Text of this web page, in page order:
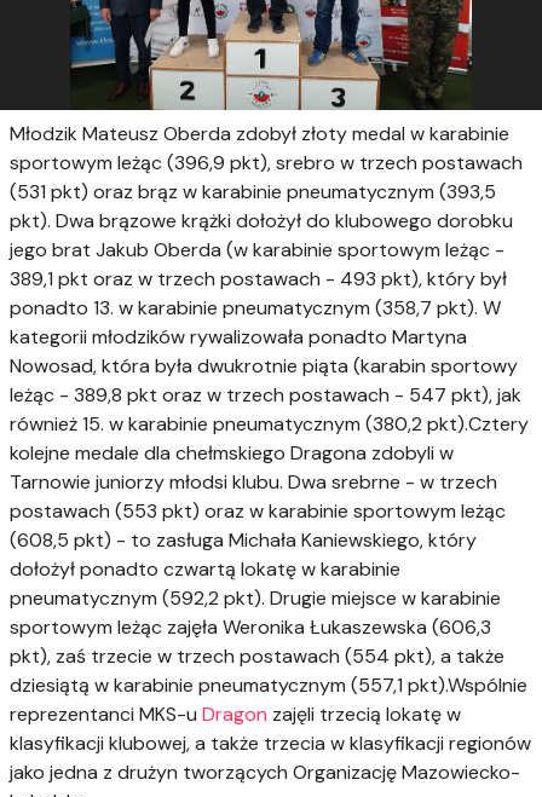
Młodzik Mateusz Oberda zdobył złoty medal w karabinie
sportowym leżąc (396,9 pkt), srebro w trzech postawach
(531 pkt) oraz brąz w karabinie pneumatycznym (393,5
pkt). Dwa brązowe krążki dołożył do klubowego dorobku
jego brat Jakub Oberda (w karabinie sportowym leżąc -
389,1 pkt oraz w trzech postawach - 493 pkt), który był
ponadto 13. w karabinie pneumatycznym (358,7 pkt). W
kategorii młodzików rywalizowała ponadto Martyna
Nowosad, która była dwukrotnie piąta (karabin sportowy
leżąc - 389,8 pkt oraz w trzech postawach - 547 pkt), jak
również 15. w karabinie pneumatycznym (380,2 pkt).Cztery
kolejne medale dla chełmskiego Dragona zdobyli w
Tarnowie juniorzy młodsi klubu. Dwa srebrne - w trzech
postawach (553 pkt) oraz w karabinie sportowym leżąc
(608,5 pkt) - to zasługa Michała Kaniewskiego, który
dołożył ponadto czwartą lokatę w karabinie
pneumatycznym (592,2 pkt). Drugie miejsce w karabinie
sportowym leżąc zajęła Weronika Łukaszewska (606,3
pkt), zaś trzecie w trzech postawach (554 pkt), a także
dziesiątą w karabinie pneumatycznym (557,1 pkt).Wspólnie
reprezentanci MKS-u Dragon zajęli trzecią lokatę w
klasyfikacji klubowej, a także trzecia w klasyfikacji regionów
jako jedna z drużyn tworzących Organizację Mazowiecko-